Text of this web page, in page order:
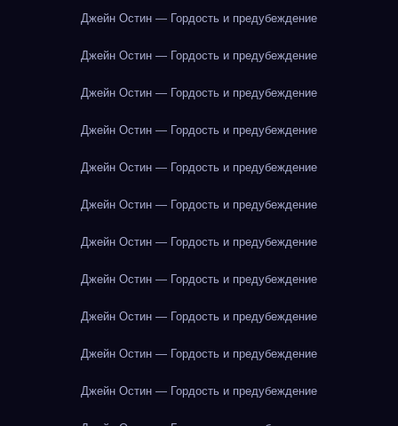
Джейн Остин — Гордость и предубеждение
Джейн Остин — Гордость и предубеждение
Джейн Остин — Гордость и предубеждение
Джейн Остин — Гордость и предубеждение
Джейн Остин — Гордость и предубеждение
Джейн Остин — Гордость и предубеждение
Джейн Остин — Гордость и предубеждение
Джейн Остин — Гордость и предубеждение
Джейн Остин — Гордость и предубеждение
Джейн Остин — Гордость и предубеждение
Джейн Остин — Гордость и предубеждение